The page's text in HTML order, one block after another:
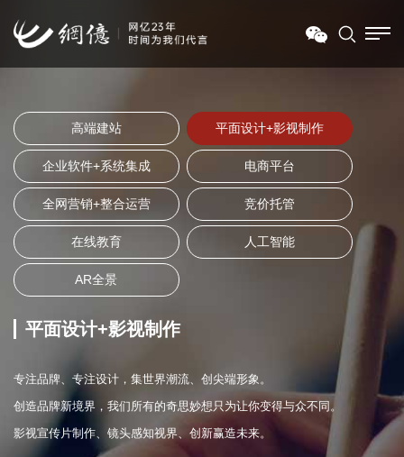
高端建站 平面设计+影视制作
企业软件+系统集成 电商平台
全网营销+整合运营 竞价托管
在线教育 人工智能
AR全景
平面设计+影视制作
专注品牌、专注设计，集世界潮流、创尖端形象。
创造品牌新境界，我们所有的奇思妙想只为让你变得与众不同。
影视宣传片制作、镜头感知视界、创新赢造未来。